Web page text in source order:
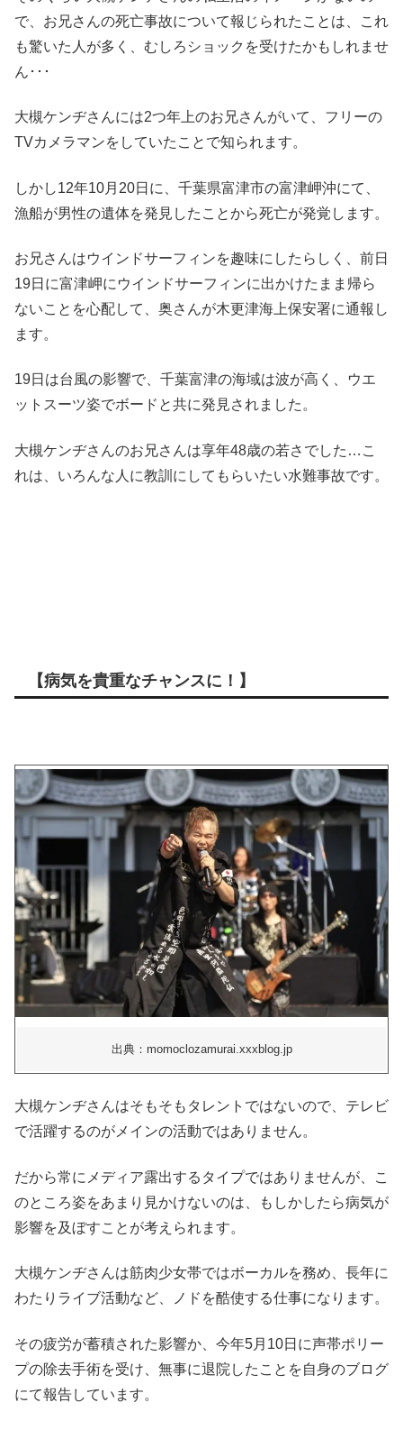
で、お兄さんの死亡事故について報じられたことは、これ
も驚いた人が多く、むしろショックを受けたかもしれませ
ん･･･
大槻ケンヂさんには2つ年上のお兄さんがいて、フリーの
TVカメラマンをしていたことで知られます。
しかし12年10月20日に、千葉県富津市の富津岬沖にて、
漁船が男性の遺体を発見したことから死亡が発覚します。
お兄さんはウインドサーフィンを趣味にしたらしく、前日
19日に富津岬にウインドサーフィンに出かけたまま帰ら
ないことを心配して、奥さんが木更津海上保安署に通報し
ます。
19日は台風の影響で、千葉富津の海域は波が高く、ウエ
ットスーツ姿でボードと共に発見されました。
大槻ケンヂさんのお兄さんは享年48歳の若さでした…こ
れは、いろんな人に教訓にしてもらいたい水難事故です。
【病気を貴重なチャンスに！】
出典：momoclozamurai.xxxblog.jp
大槻ケンヂさんはそもそもタレントではないので、テレビ
で活躍するのがメインの活動ではありません。
だから常にメディア露出するタイプではありませんが、こ
のところ姿をあまり見かけないのは、もしかしたら病気が
影響を及ぼすことが考えられます。
大槻ケンヂさんは筋肉少女帯ではボーカルを務め、長年に
わたりライブ活動など、ノドを酷使する仕事になります。
その疲労が蓄積された影響か、今年5月10日に声帯ポリー
プの除去手術を受け、無事に退院したことを自身のブログ
にて報告しています。